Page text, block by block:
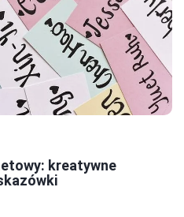
kreatywne